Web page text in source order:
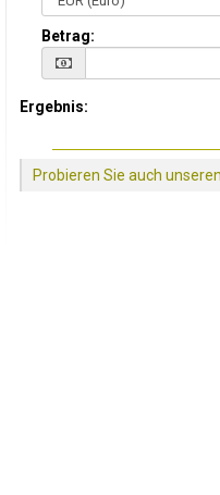
Betrag:
Ergebnis:
Probieren Sie auch unseren